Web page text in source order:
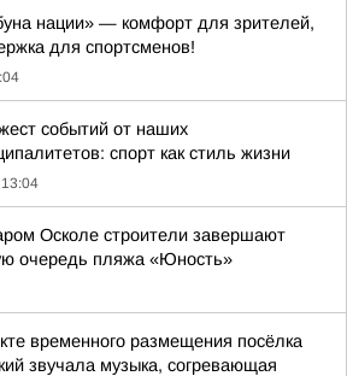
нации» — комфорт для зрителей,
для спортсменов!
событий от наших
спорт как стиль жизни
13:04
Осколе строители завершают
очередь пляжа «Юность»
временного размещения посёлка
звучала музыка, согревающая